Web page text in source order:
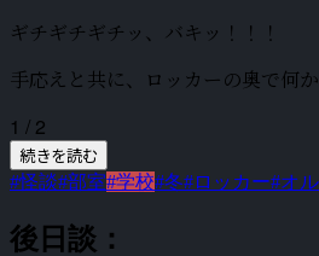
ギチギチギチッ、バキッ！！！
手応えと共に、ロッカーの奥で何
1 / 2
続きを読む
#怪談#部室#学校#冬#ロッカー#オ
後日談：